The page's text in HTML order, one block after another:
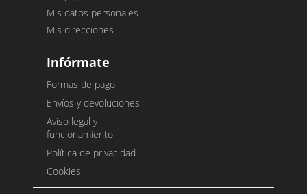
Mis datos personales
Mis direcciones
Infórmate
Formas de pago
Envíos y devoluciones
Aviso legal y
funcionamiento
Política de privacidad
Cookies